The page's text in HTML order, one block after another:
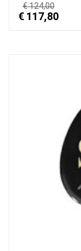
€ 124,00
€ 117,80